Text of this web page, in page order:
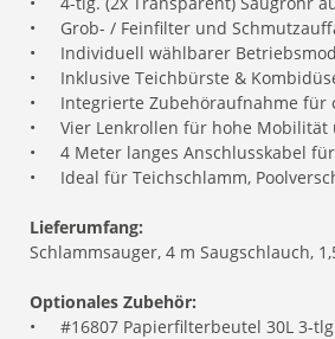
•
Grob- / Feinfilter und
•
Individuell wählbarer
•
Inklusive Teichbürste &
•
Integrierte Zubehöraufnahme
•
Vier Lenkrollen für hohe Mobilität
•
4 Meter langes Anschlusskabel
•
Ideal für Teichschlamm,
Lieferumfang:
Schlammsauger, 4 m Saugschlauch,
Optionales Zubehör:
•
#16807 Papierfilterbeutel 30L 3-